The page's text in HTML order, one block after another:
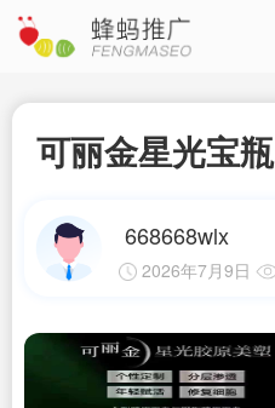
可丽金星光宝瓶
668668wlx
2026年7月9日